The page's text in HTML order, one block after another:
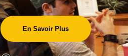
En Savoir Plus